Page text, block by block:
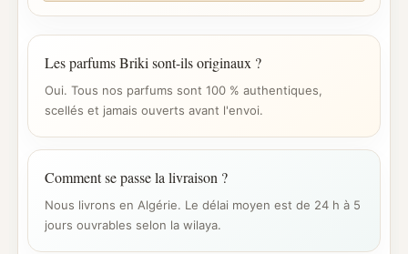
Les parfums Briki sont-ils originaux ?
Oui. Tous nos parfums sont 100 % authentiques,
scellés et jamais ouverts avant l'envoi.
Comment se passe la livraison ?
Nous livrons en Algérie. Le délai moyen est de 24 h à 5
jours ouvrables selon la wilaya.